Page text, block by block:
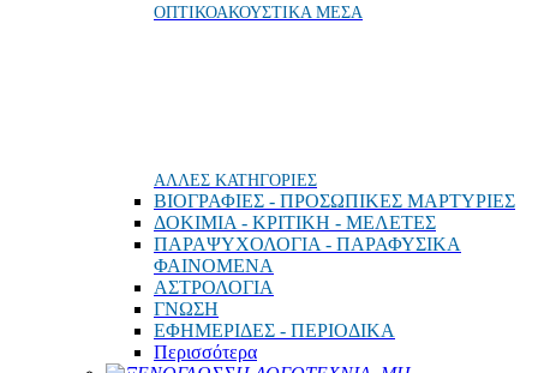
ΟΠΤΙΚΟΑΚΟΥΣΤΙΚΑ ΜΕΣΑ
ΑΛΛΕΣ ΚΑΤΗΓΟΡΙΕΣ
ΒΙΟΓΡΑΦΙΕΣ - ΠΡΟΣΩΠΙΚΕΣ ΜΑΡΤΥΡΙΕΣ
ΔΟΚΙΜΙΑ - ΚΡΙΤΙΚΗ - ΜΕΛΕΤΕΣ
ΠΑΡΑΨΥΧΟΛΟΓΙΑ - ΠΑΡΑΦΥΣΙΚΑ
ΦΑΙΝΟΜΕΝΑ
ΑΣΤΡΟΛΟΓΙΑ
ΓΝΩΣΗ
ΕΦΗΜΕΡΙΔΕΣ - ΠΕΡΙΟΔΙΚΑ
Περισσότερα